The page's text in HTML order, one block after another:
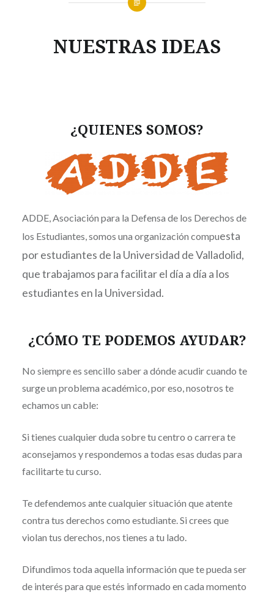
NUESTRAS IDEAS
¿QUIENES SOMOS?
ADDE, Asociación para la Defensa de los Derechos de
los Estudiantes, somos una organización compuesta
por estudiantes de la Universidad de Valladolid,
que trabajamos para facilitar el día a día a los
estudiantes en la Universidad.
¿CÓMO TE PODEMOS AYUDAR?
No siempre es sencillo saber a dónde acudir cuando te
surge un problema académico, por eso, nosotros te
echamos un cable:
Si tienes cualquier duda sobre tu centro o carrera te
aconsejamos y respondemos a todas esas dudas para
facilitarte tu curso.
Te defendemos ante cualquier situación que atente
contra tus derechos como estudiante. Si crees que
violan tus derechos, nos tienes a tu lado.
Difundimos toda aquella información que te pueda ser
de interés para que estés informado en cada momento